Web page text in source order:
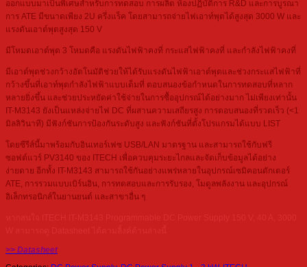
ออกแบบมาเป็นพิเศษสำหรับการทดสอบ การผลิต ห้องปฏิบัติการ R&D และการบูรณา
การ ATE มีขนาดเพียง 2U ครึ่งแร็ค โดยสามารถจ่ายไฟเอาท์พุตได้สูงสุด 3000 W และ
แรงดันเอาต์พุตสูงสุด 150 V
มีโหมดเอาต์พุต 3 โหมดคือ แรงดันไฟฟ้าคงที่ กระแสไฟฟ้าคงที่ และกำลังไฟฟ้าคงที่
มีเอาต์พุตช่วงกว้างอัตโนมัติช่วยให้ได้รับแรงดันไฟฟ้าเอาต์พุตและช่วงกระแสไฟฟ้าที่
กว้างขึ้นที่เอาท์พุตกำลังไฟฟ้าแบบเต็มที่ ตอบสนองข้อกำหนดในการทดสอบที่หลาก
หลายยิ่งขึ้น และช่วยประหยัดค่าใช้จ่ายในการซื้ออุปกรณ์ได้อย่างมาก ไม่เพียงเท่านั้น
IT-M3143 ยังเป็นแหล่งจ่ายไฟ DC ที่ผสานความเสถียรสูง การตอบสนองที่รวดเร็ว (<1
มิลลิวินาที) มีฟังก์ชันการป้องกันระดับสูง และฟังก์ชันที่ตั้งโปรแกรมได้แบบ LIST
โดยซีรีส์นี้มาพร้อมกับอินเทอร์เฟซ USB/LAN มาตรฐาน และสามารถใช้กับฟรี
ซอฟต์แวร์ PV3140 ของ ITECH เพื่อควบคุมระยะไกลและจัดเก็บข้อมูลได้อย่าง
ง่ายดาย อีกทั้ง IT-M3143 สามารถใช้กันอย่างแพร่หลายในอุปกรณ์เซมิคอนดักเตอร์
ATE, การรวมแบบเบิร์นอิน, การทดสอบและการรับรอง, โมดูลพลังงาน และอุปกรณ์
อิเล็กทรอนิกส์ในยานยนต์ และสาขาอื่น ๆ
>> Datasheet